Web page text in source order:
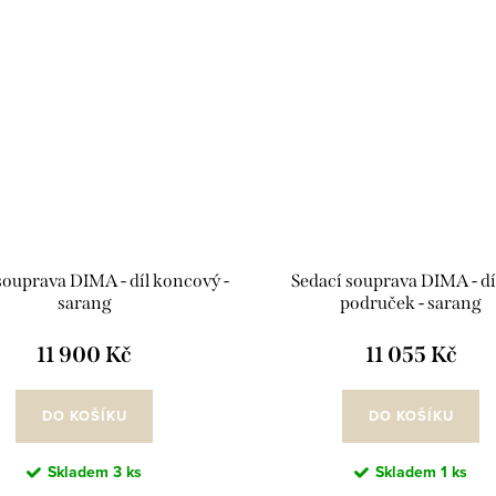
DIMA - díl koncový -
sarang
11 900 Kč
DO KOŠÍKU
Skladem 3 ks
Sedací souprava DIMA -
područek - sarang
11 055 Kč
DO KOŠÍKU
Skladem 1 ks